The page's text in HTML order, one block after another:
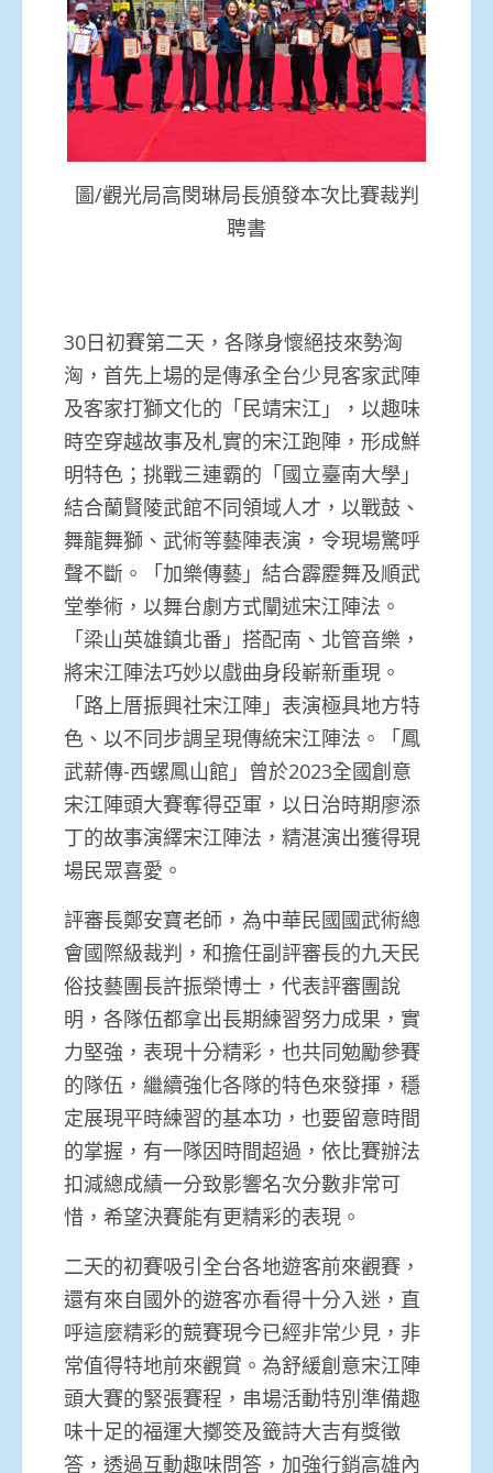
圖/觀光局高閔琳局長頒發本次比賽裁判
聘書
30日初賽第二天，各隊身懷絕技來勢洶
洶，首先上場的是傳承全台少見客家武陣
及客家打獅文化的「民靖宋江」，以趣味
時空穿越故事及札實的宋江跑陣，形成鮮
明特色；挑戰三連霸的「國立臺南大學」
結合蘭賢陵武館不同領域人才，以戰鼓、
舞龍舞獅、武術等藝陣表演，令現場驚呼
聲不斷。「加樂傳藝」結合霹靂舞及順武
堂拳術，以舞台劇方式闡述宋江陣法。
「梁山英雄鎮北番」搭配南、北管音樂，
將宋江陣法巧妙以戲曲身段嶄新重現。
「路上厝振興社宋江陣」表演極具地方特
色、以不同步調呈現傳統宋江陣法。「鳳
武薪傳-西螺鳳山館」曾於2023全國創意
宋江陣頭大賽奪得亞軍，以日治時期廖添
丁的故事演繹宋江陣法，精湛演出獲得現
場民眾喜愛。
評審長鄭安寶老師，為中華民國國武術總
會國際級裁判，和擔任副評審長的九天民
俗技藝團長許振榮博士，代表評審團說
明，各隊伍都拿出長期練習努力成果，實
力堅強，表現十分精彩，也共同勉勵參賽
的隊伍，繼續強化各隊的特色來發揮，穩
定展現平時練習的基本功，也要留意時間
的掌握，有一隊因時間超過，依比賽辦法
扣減總成績一分致影響名次分數非常可
惜，希望決賽能有更精彩的表現。
二天的初賽吸引全台各地遊客前來觀賽，
還有來自國外的遊客亦看得十分入迷，直
呼這麼精彩的競賽現今已經非常少見，非
常值得特地前來觀賞。為舒緩創意宋江陣
頭大賽的緊張賽程，串場活動特別準備趣
味十足的福運大擲筊及籤詩大吉有獎徵
答，透過互動趣味問答，加強行銷高雄內